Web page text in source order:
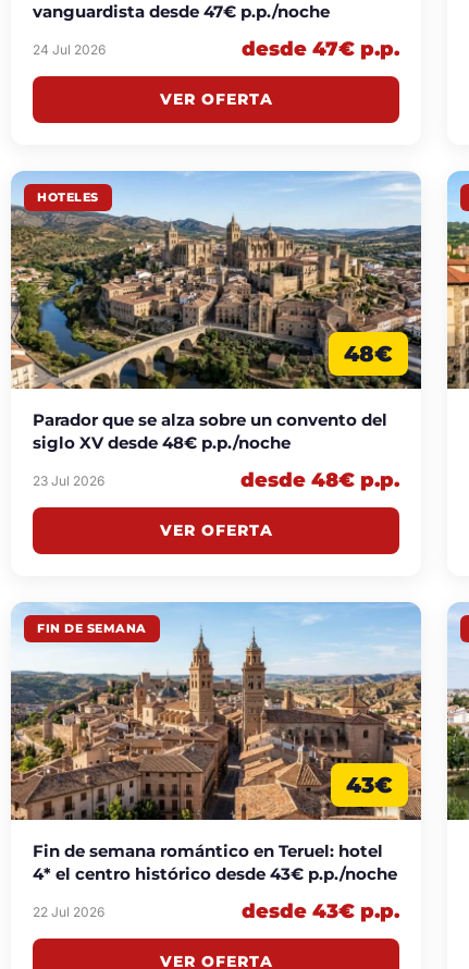
vanguardista desde 47€ p.p./noche
24 Jul 2026 desde 47€ p.p.
VER OFERTA
HOTELES
48€
Parador que se alza sobre un convento del
siglo XV desde 48€ p.p./noche
23 Jul 2026 desde 48€ p.p.
VER OFERTA
FIN DE SEMANA
43€
Fin de semana romántico en Teruel: hotel
4* el centro histórico desde 43€ p.p./noche
22 Jul 2026 desde 43€ p.p.
VER OFERTA